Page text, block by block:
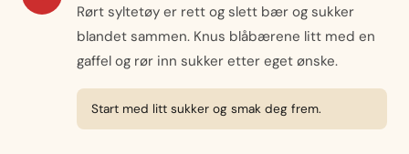
Rørt syltetøy er rett og slett bær og sukker
blandet sammen. Knus blåbærene litt med en
gaffel og rør inn sukker etter eget ønske.
Start med litt sukker og smak deg frem.